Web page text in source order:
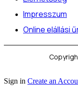
Impresszum
Online elállási
Sign in Create an